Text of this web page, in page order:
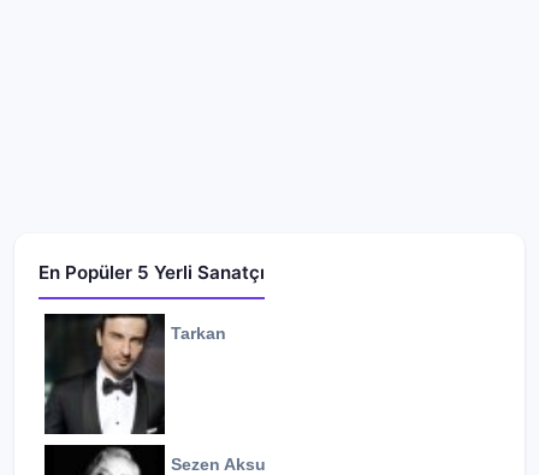
En Popüler 5 Yerli Sanatçı
Tarkan
Sezen Aksu